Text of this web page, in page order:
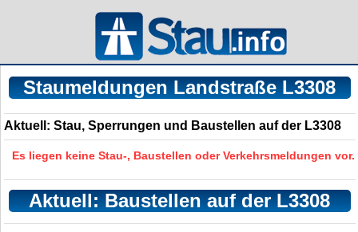
Staumeldungen Landstraße L3308
Aktuell: Stau, Sperrungen und Baustellen auf der L3308
Es liegen keine Stau-, Baustellen oder Verkehrsmeldungen vor.
Aktuell: Baustellen auf der L3308